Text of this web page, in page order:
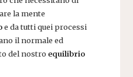
la mente
e da tutti quei processi
il normale ed
del nostroequilibrio